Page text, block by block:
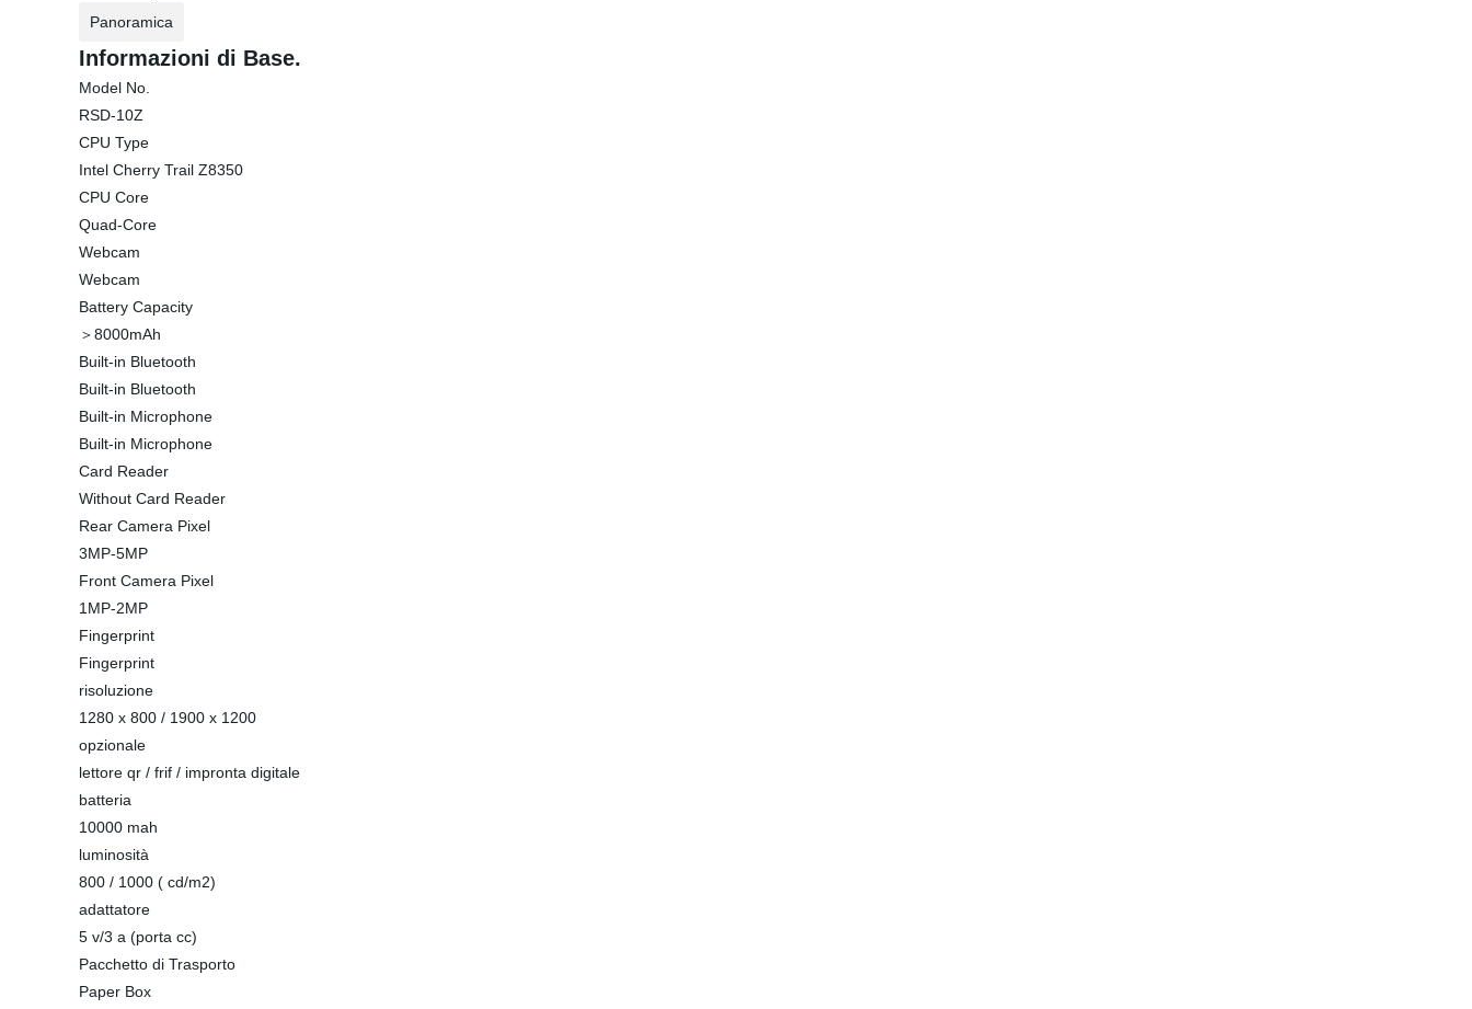
Panoramica
Informazioni di Base.
Model No.
RSD-10Z
CPU Type
Intel Cherry Trail Z8350
CPU Core
Quad-Core
Webcam
Webcam
Battery Capacity
＞8000mAh
Built-in Bluetooth
Built-in Bluetooth
Built-in Microphone
Built-in Microphone
Card Reader
Without Card Reader
Rear Camera Pixel
3MP-5MP
Front Camera Pixel
1MP-2MP
Fingerprint
Fingerprint
risoluzione
1280 x 800 / 1900 x 1200
opzionale
lettore qr / frif / impronta digitale
batteria
10000 mah
luminosità
800 / 1000 ( cd/m2)
adattatore
5 v/3 a (porta cc)
Pacchetto di Trasporto
Paper Box